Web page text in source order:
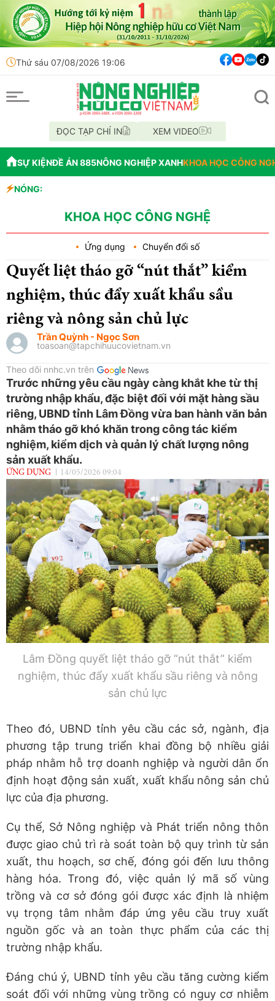
Thứ sáu 07/08/2026 19:06
ĐỌC TẠP CHÍ IN XEM VIDEO
SỰ KIỆNĐỀ ÁN 885NÔNG NGHIỆP XANHKHOA HỌC CÔNG
NÓNG:
KHOA HỌC CÔNG NGHỆ
Ứng dụng Chuyển đổi số
Quyết liệt tháo gỡ “nút thắt” kiểm
nghiệm, thúc đẩy xuất khẩu sầu
riêng và nông sản chủ lực
Trần Quỳnh - Ngọc Sơn
toasoan@tapchihuucovietnam.vn
Theo dõi nnhc.vn trên
Trước những yêu cầu ngày càng khắt khe từ thị
trường nhập khẩu, đặc biệt đối với mặt hàng sầu
riêng, UBND tỉnh Lâm Đồng vừa ban hành văn bản
nhằm tháo gỡ khó khăn trong công tác kiểm
nghiệm, kiểm dịch và quản lý chất lượng nông
sản xuất khẩu.
ỨNG DỤNG 14/05/2026 09:04
Lâm Đồng quyết liệt tháo gỡ “nút thắt” kiểm
nghiệm, thúc đẩy xuất khẩu sầu riêng và nông
sản chủ lực
Theo đó, UBND tỉnh yêu cầu các sở, ngành, địa
phương tập trung triển khai đồng bộ nhiều giải
pháp nhằm hỗ trợ doanh nghiệp và người dân ổn
định hoạt động sản xuất, xuất khẩu nông sản chủ
lực của địa phương.
Cụ thể, Sở Nông nghiệp và Phát triển nông thôn
được giao chủ trì rà soát toàn bộ quy trình từ sản
xuất, thu hoạch, sơ chế, đóng gói đến lưu thông
hàng hóa. Trong đó, việc quản lý mã số vùng
trồng và cơ sở đóng gói được xác định là nhiệm
vụ trọng tâm nhằm đáp ứng yêu cầu truy xuất
nguồn gốc và an toàn thực phẩm của các thị
trường nhập khẩu.
Đáng chú ý, UBND tỉnh yêu cầu tăng cường kiểm
soát đối với những vùng trồng có nguy cơ nhiễm